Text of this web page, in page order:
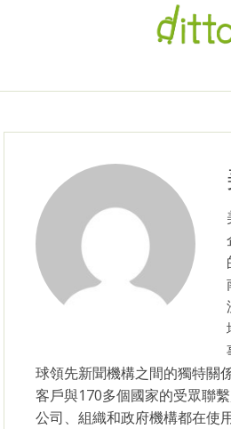
球領先新聞機構之間的獨特關
客戶與170多個國家的受眾聯
公司、組織和政府機構都在使